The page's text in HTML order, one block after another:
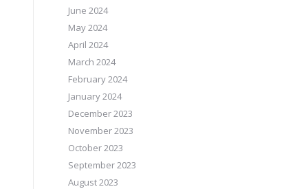
June 2024
May 2024
April 2024
March 2024
February 2024
January 2024
December 2023
November 2023
October 2023
September 2023
August 2023